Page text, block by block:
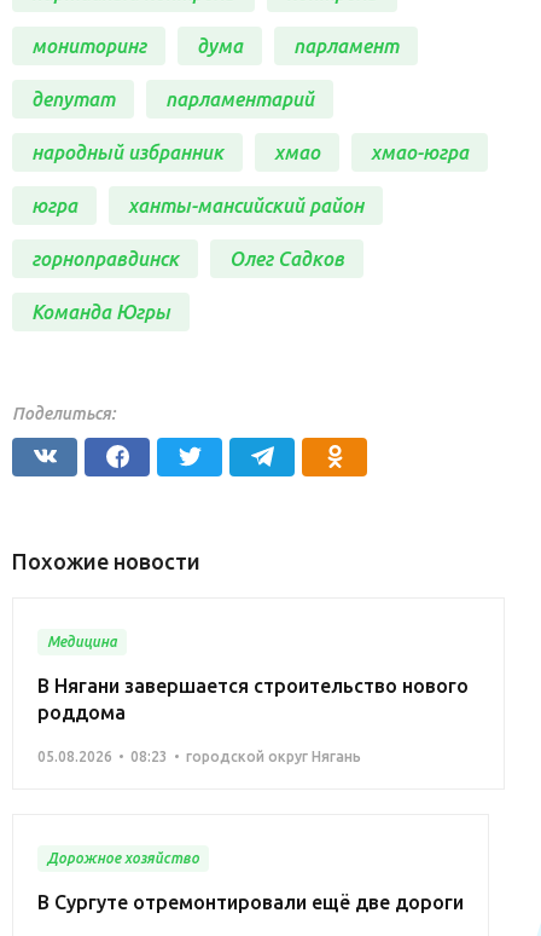
мониторинг дума парламент
депутат парламентарий
народный избранник хмао хмао-югра
югра ханты-мансийский район
горноправдинск Олег Садков
Команда Югры
Поделиться:
Похожие новости
Медицина
В Нягани завершается строительство нового
роддома
05.08.2026 08:23 городской округ Нягань
Дорожное хозяйство
В Сургуте отремонтировали ещё две дороги